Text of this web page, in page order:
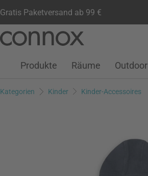
Gratis Paketversand ab 99 €
Seiteninhalt
Suchfeld
Kundenkonto
Wunschliste
Warenkorb
Produkte Räume Outdoor
Kategorien Kinder Kinder-Accessoires